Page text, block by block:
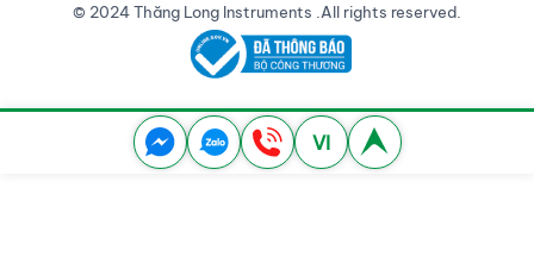
© 2024 Thăng Long Instruments .All rights reserved.
VI